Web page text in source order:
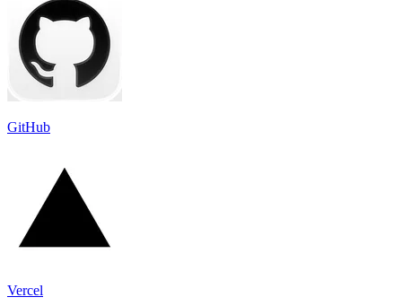
GitHub
Vercel